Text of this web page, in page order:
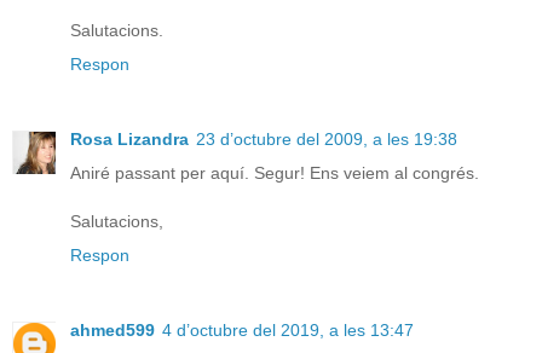
Salutacions.
Respon
Rosa Lizandra 23 d’octubre del 2009, a les 19:38
Aniré passant per aquí. Segur! Ens veiem al congrés.
Salutacions,
Respon
ahmed599 4 d’octubre del 2019, a les 13:47